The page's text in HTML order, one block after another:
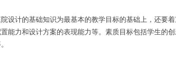
设计的基础知识为最基本的教学目标的基础上，还要
能力和设计方案的表现能力等。素质目标包括学生的